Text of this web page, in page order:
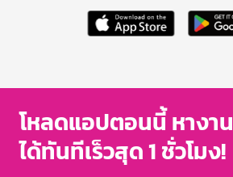
โหลดแอปตอนนี้ หางาน
ได้ทันทีเร็วสุด 1 ชั่วโมง!